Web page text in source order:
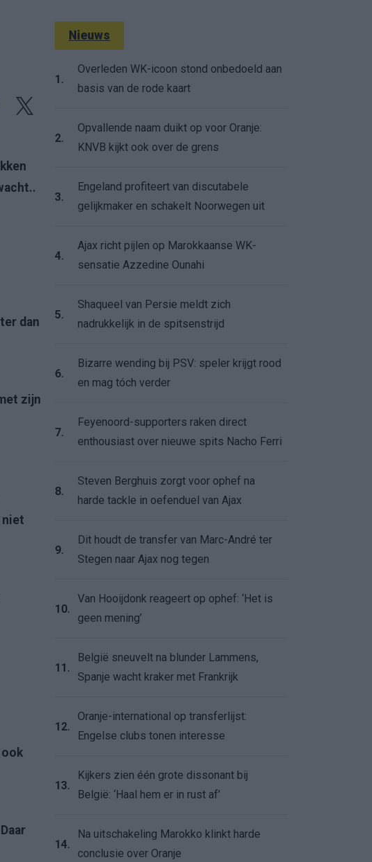
dan
zijn
niet
ook
Nieuws
1.
Overleden WK-icoon stond onbedoeld aan
basis van de rode kaart
2.
Opvallende naam duikt op voor Oranje:
KNVB kijkt ook over de grens
3.
Engeland profiteert van discutabele
gelijkmaker en schakelt Noorwegen uit
4.
Ajax richt pijlen op Marokkaanse WK-
sensatie Azzedine Ounahi
5.
Shaqueel van Persie meldt zich
nadrukkelijk in de spitsenstrijd
6.
Bizarre wending bij PSV: speler krijgt rood
en mag tóch verder
7.
Feyenoord-supporters raken direct
enthousiast over nieuwe spits Nacho Ferri
8.
Steven Berghuis zorgt voor ophef na
harde tackle in oefenduel van Ajax
9.
Dit houdt de transfer van Marc-André ter
Stegen naar Ajax nog tegen
10.
Van Hooijdonk reageert op ophef: ‘Het is
geen mening’
11.
België sneuvelt na blunder Lammens,
Spanje wacht kraker met Frankrijk
12.
Oranje-international op transferlijst:
Engelse clubs tonen interesse
13.
Kijkers zien één grote dissonant bij
België: ‘Haal hem er in rust af’
14.
Na uitschakeling Marokko klinkt harde
conclusie over Oranje